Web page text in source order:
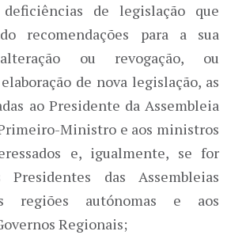
de legislação que
recomendações para a sua
ou revogação, ou
de nova legislação, as
ao Presidente da Assembleia
Ministro e aos ministros
e, igualmente, se for
das Assembleias
regiões autónomas e aos
Regionais;